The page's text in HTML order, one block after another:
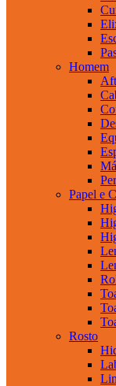
Homem
Papel e
Rosto